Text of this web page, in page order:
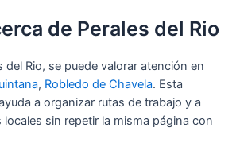
de Perales del Rio
del Rio, se puede valorar atención en
, Robledo de Chavela. Esta
a organizar rutas de trabajo y a
locales sin repetir la misma página con